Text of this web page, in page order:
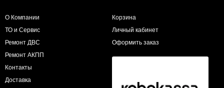
О Компании
ТО и Сервис
​Ремонт ДВС
Ремонт АКПП
Контакты
Доставка
Корзина
Личный кабинет
Оформить заказ